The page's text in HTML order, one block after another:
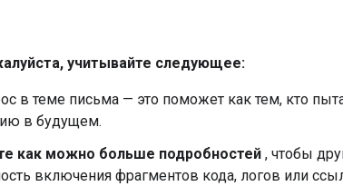
, учитывайте следующее:
в теме письма — это поможет как тем, кто
в будущем.
как можно больше подробностей , чтобы
включения фрагментов кода, логов или